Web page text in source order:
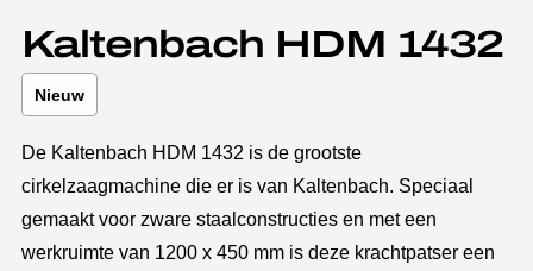
Kaltenbach HDM 1432
Nieuw
De Kaltenbach HDM 1432 is de grootste
cirkelzaagmachine die er is van Kaltenbach. Speciaal
gemaakt voor zware staalconstructies en met een
werkruimte van 1200 x 450 mm is deze krachtpatser een